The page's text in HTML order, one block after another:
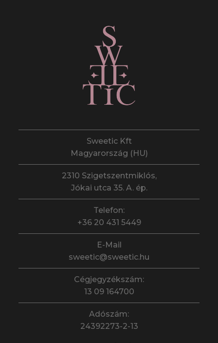
Sweetic Kft
Magyarország (HU)
2310 Szigetszentmiklós,
Jókai utca 35. A. ép.
Telefon:
+36 20 431 5449
E-Mail
sweetic@sweetic.hu
Cégjegyzékszám:
13 09 164700
Adószám:
24392273-2-13